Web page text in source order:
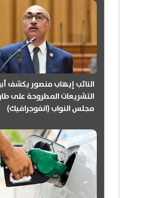
النائب إيهاب منصور يكشف
التشريعات المطروحة على
مجلس النواب (انفوجرافيك)